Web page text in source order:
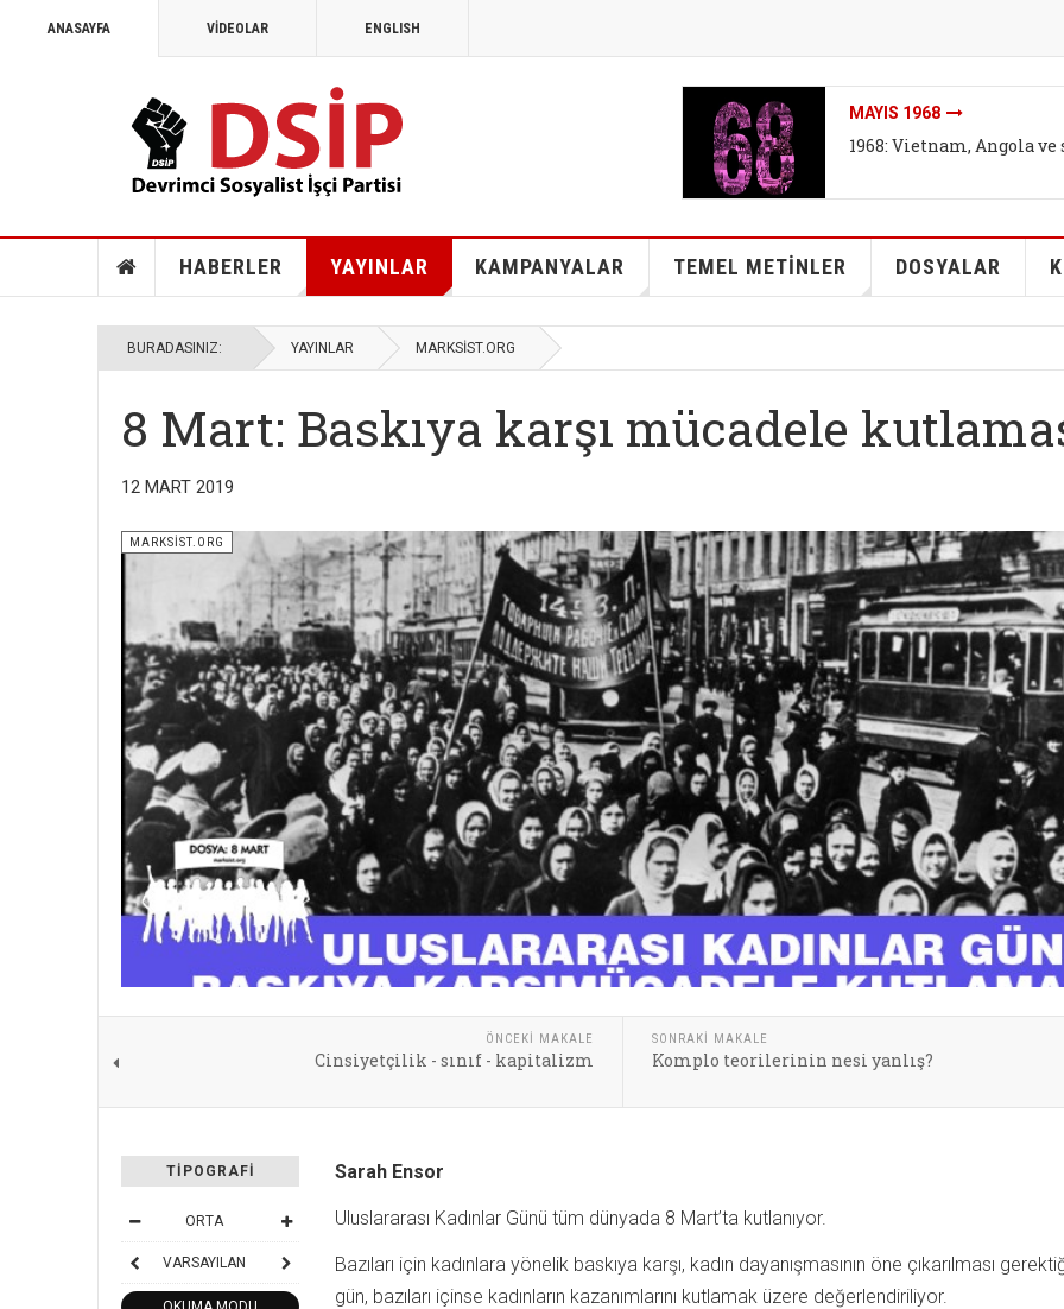
ANASAYFA VİDEOLAR ENGLISH
MAYIS 1968
1968: Vietnam, Angola ve savaş karşıtları
İKLIMI DEĞIL SISTEMI
İklim mitleri I - Bireysel
HABERLER YAYINLAR KAMPANYALAR TEMEL METİNLER DOSYALAR
BURADASINIZ: YAYINLAR MARKSİST.ORG
8 Mart: Baskıya karşı mücadele
12 MART 2019
MARKSİST.ORG
ÖNCEKI MAKALE
Cinsiyetçilik - sınıf - kapitalizm
SONRAKI MAKALE
Komplo teorilerinin nesi yanlış?
TIPOGRAFI
ORTA
VARSAYILAN
Sarah Ensor
Uluslararası Kadınlar Günü tüm dünyada 8 Mart’ta kutlanıyor.
Bazıları için kadınlara yönelik baskıya karşı, kadın dayanışmasının öne çıkarılması
gün, bazıları içinse kadınların kazanımlarını kutlamak üzere değerlendiriliyor.